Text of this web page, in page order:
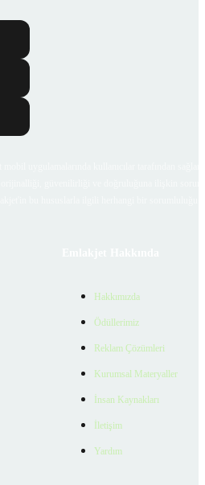
Hakkımızda
Ödüllerimiz
Reklam Çözümleri
Kurumsal Materyaller
İnsan Kaynakları
İletişim
Yardım